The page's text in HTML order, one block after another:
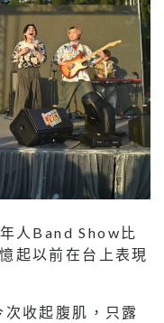
人Band Show比
起以前在台上表現
收起腹肌，只露